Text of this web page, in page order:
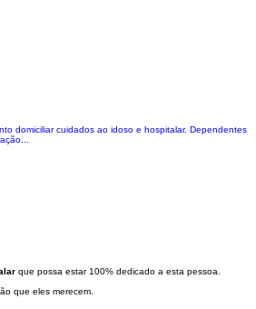
domiciliar cuidados ao idoso e hospitalar. Dependentes
que possa estar 100% dedicado a esta pessoa.
que eles merecem.